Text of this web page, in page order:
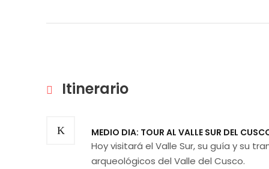
Itinerario
MEDIO DIA: TOUR AL VALLE SUR DEL
Hoy visitará el Valle Sur, su guía y su
arqueológicos del Valle del Cusco.